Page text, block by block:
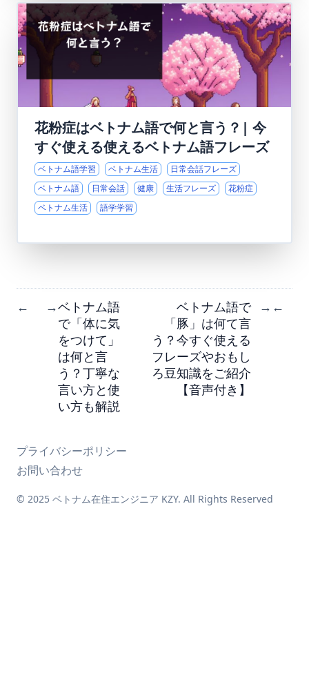
花粉症はベトナム語で何と言う？| 今
すぐ使える使えるベトナム語フレーズ
ベトナム語学習 ベトナム生活
日常会話フレーズ
ベトナム語
日常会話 健康 生活フレーズ
花粉症
ベトナム生活
語学学習
← →ベトナム語
で「体に気
をつけて」
は何と言
う？丁寧な
言い方と使
い方も解説
ベトナム語で
「豚」は何て言
う？今すぐ使える
フレーズやおもし
ろ豆知識をご紹介
【音声付き】
→ ←
プライバシーポリシー
お問い合わせ
© 2025 ベトナム在住エンジニア KZY. All Rights Reserved